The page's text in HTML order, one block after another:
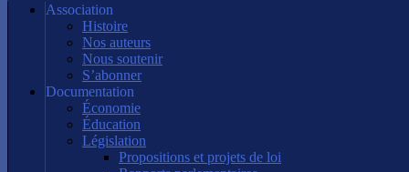
Association
Histoire
Nos auteurs
Nous soutenir
S’abonner
Documentation
Économie
Éducation
Législation
Propositions et projets de loi